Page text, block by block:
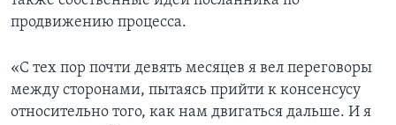
продвижению процесса.
«С тех пор почти девять месяцев я вел переговоры
между сторонами, пытаясь прийти к консенсусу
относительно того, как нам двигаться дальше. И я